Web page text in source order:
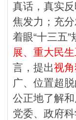
真话，真实
焦发力；充
着眼“十三五
展、重大民
言，提出视
广、位置超
公正地了解
党委、政府